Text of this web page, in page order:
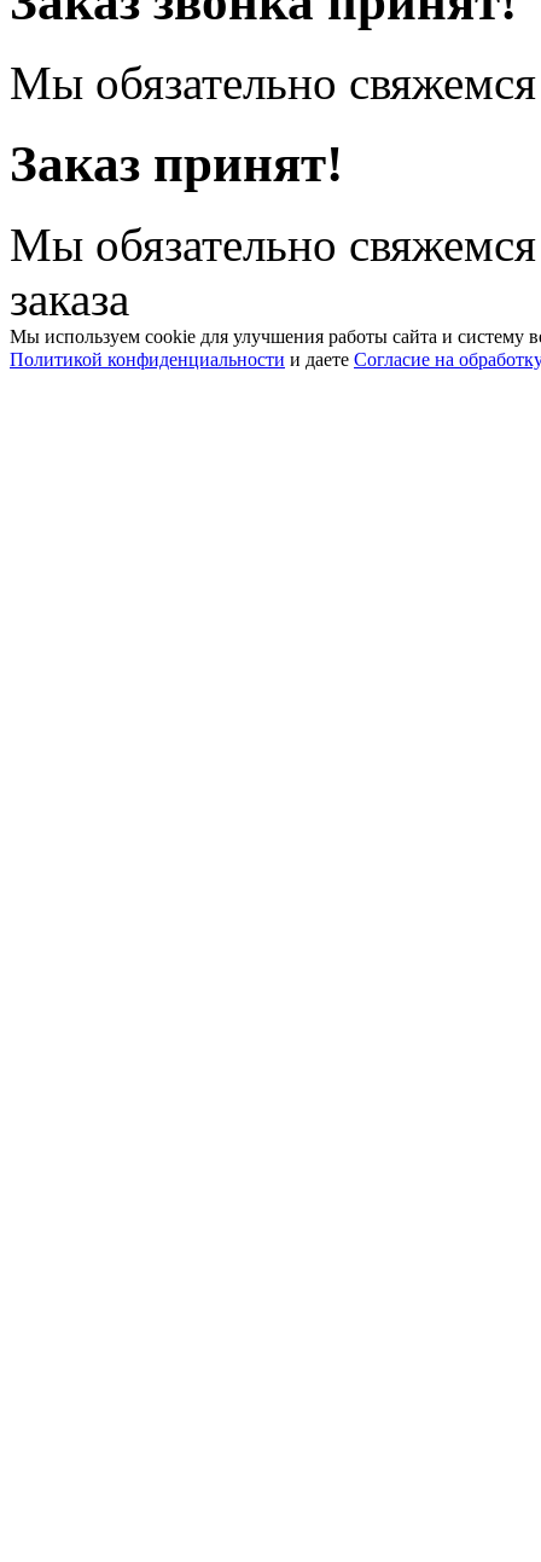
Мы обязательно
Заказ принят!
Мы обязательно
заказа
Мы используем cookie для улучшения работы сайта и систему
Политикой конфиденциальности и даете Согласие на